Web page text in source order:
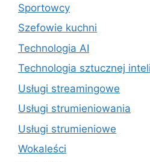
Sportowcy
Szefowie kuchni
Technologia AI
Technologia sztucznej
Usługi streamingowe
Usługi strumieniowania
Usługi strumieniowe
Wokaleści